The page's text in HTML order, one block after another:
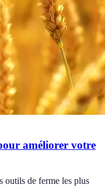
améliorer votre
outils de ferme les plus